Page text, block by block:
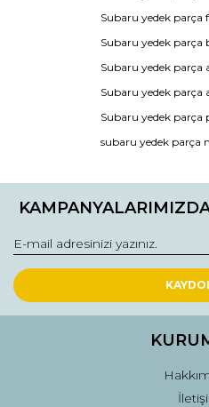
kullanarak tarafımıza
Görüş ve önerileriniz için
Bu ürüne benzer farklı
Subaru yedek parça
Subaru yedek parça
Subaru yedek parça
Subaru yedek parça
Subaru yedek parça
subaru yedek parça